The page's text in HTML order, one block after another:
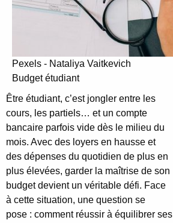
Pexels - Nataliya Vaitkevich
Budget étudiant
Être étudiant, c’est jongler entre les
cours, les partiels… et un compte
bancaire parfois vide dès le milieu du
mois. Avec des loyers en hausse et
des dépenses du quotidien de plus en
plus élevées, garder la maîtrise de son
budget devient un véritable défi. Face
à cette situation, une question se
pose : comment réussir à équilibrer ses